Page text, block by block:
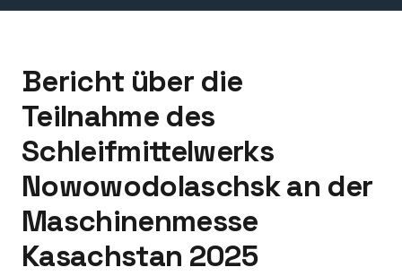
Bericht über die
Teilnahme des
Schleifmittelwerks
Nowowodolaschsk an der
Maschinenmesse
Kasachstan 2025